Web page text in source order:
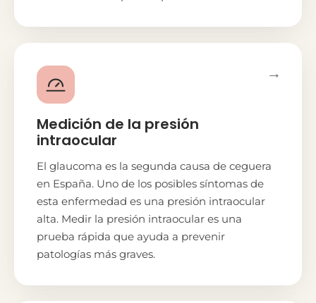
Medición de la presión
intraocular
El glaucoma es la segunda causa de ceguera
en España. Uno de los posibles síntomas de
esta enfermedad es una presión intraocular
alta. Medir la presión intraocular es una
prueba rápida que ayuda a prevenir
patologías más graves.
→